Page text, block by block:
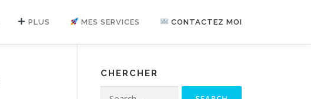
PLUS MES SERVICES CONTACTEZ MOI
CHERCHER
Search for: